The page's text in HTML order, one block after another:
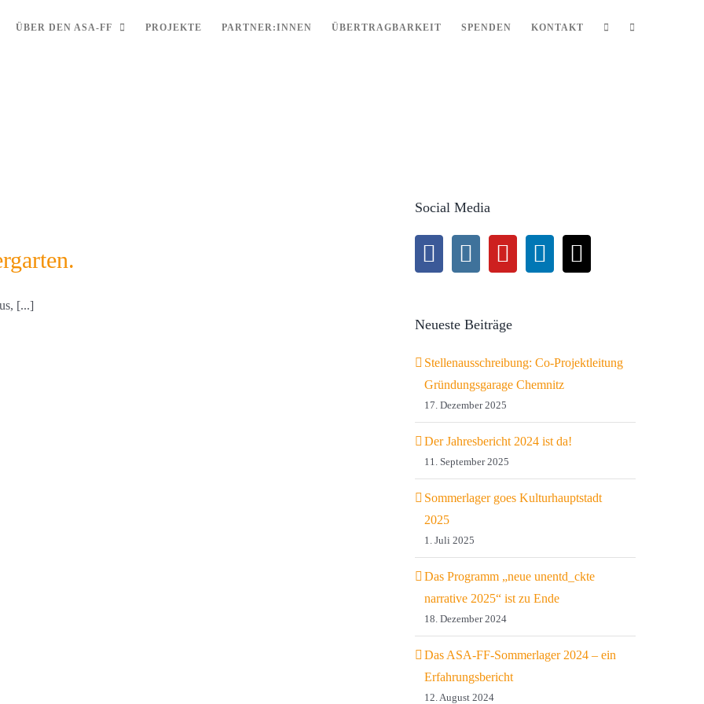
ÜBER DEN ASA-FF PROJEKTE PARTNER:INNEN ÜBERTRAGBARKEIT SPENDEN KONTAKT
[...]
Social Media
Neueste Beiträge
Stellenausschreibung: Co-Projektleitung
Gründungsgarage Chemnitz
17. Dezember 2025
Der Jahresbericht 2024 ist da!
11. September 2025
Sommerlager goes Kulturhauptstadt
2025
1. Juli 2025
Das Programm „neue unentd_ckte
narrative 2025“ ist zu Ende
18. Dezember 2024
Das ASA-FF-Sommerlager 2024 – ein
Erfahrungsbericht
12. August 2024